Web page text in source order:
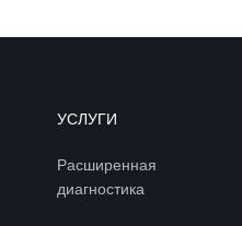
УСЛУГИ
Расширенная
диагностика